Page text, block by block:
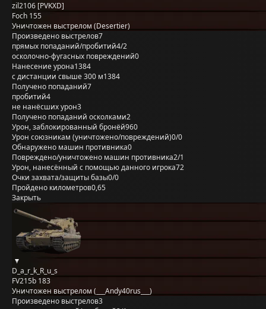
zil2106 [PVKXD]
Foch 155
Уничтожен выстрелом (Desertier)
Произведено выстрелов7
прямых попаданий/пробитий4/2
осколочно-фугасных повреждений0
Нанесение урона1384
с дистанции свыше 300 м1384
Получено попаданий7
пробитий4
не нанёсших урон3
Получено попаданий осколками2
Урон, заблокированный бронёй960
Урон союзникам (уничтожено/повреждений)0/0
Обнаружено машин противника0
Повреждено/уничтожено машин противника2/1
Урон, нанесённый с помощью данного игрока72
Очки захвата/защиты базы0/0
Пройдено километров0,65
Закрыть
D_a_r_k_R_u_s
FV215b 183
Уничтожен выстрелом (___Andy40rus___)
Произведено выстрелов3